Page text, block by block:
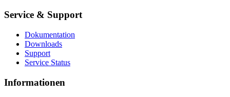
Service & Support
Dokumentation
Downloads
Support
Service Status
Informationen